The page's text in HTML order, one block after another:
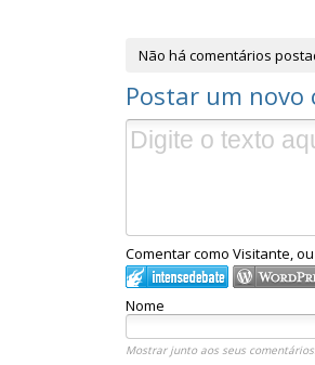
Não há comentários
Postar um novo
Comentar como Visitante,
Nome
Mostrar junto aos seus comentários.